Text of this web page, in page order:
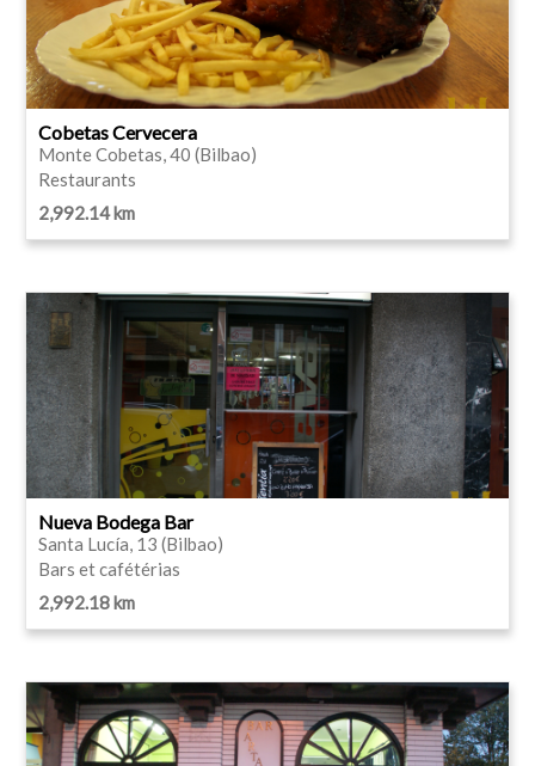
Cobetas Cervecera
Monte Cobetas, 40 (Bilbao)
Restaurants
2,992.14 km
Nueva Bodega Bar
Santa Lucía, 13 (Bilbao)
Bars et cafétérias
2,992.18 km